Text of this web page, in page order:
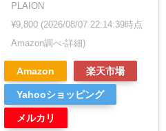
PLAION
¥9,800 (2026/08/07 22:14:39時点
Amazon調べ-詳細)
Amazon 楽天市場
Yahooショッピング
メルカリ